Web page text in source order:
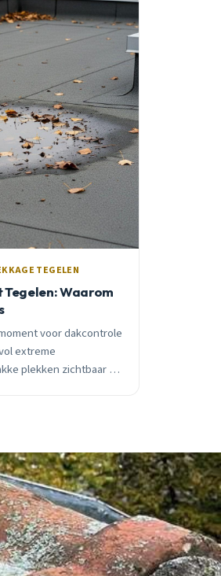
TEGELEN
Waarom
voor dakcontrole
extreme
plekken zichtbaar bij